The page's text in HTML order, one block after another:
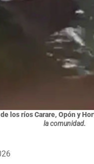
los ríos Carare, Opón y
la comunidad.